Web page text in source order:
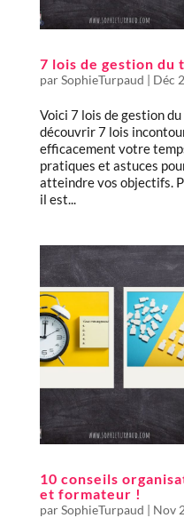
7 lois de gestion du
parSophieTurpaud | Déc
Voici 7 lois de gestion
découvrir 7 lois
efficacement votre
pratiques et astuces
atteindre vos objectifs.
il est...
10 conseils
et formateur !
parSophieTurpaud | Nov